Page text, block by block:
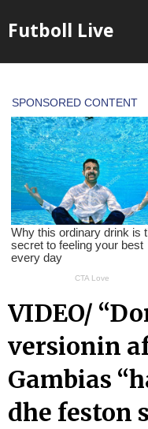
toFutboll Live
VIDEO/
versionin
Gambias
dhe feston